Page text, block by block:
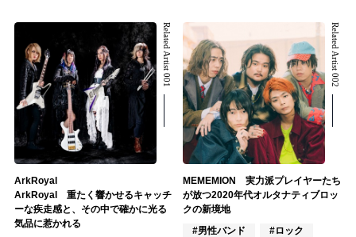
Related Artist 001
ArkRoyal
ArkRoyal 重たく響かせるキャッチ
ーな疾走感と、その中で確かに光る
気品に惹かれる
Related Artist 002
MEMEMION 実力派プレイヤーたち
が放つ2020年代オルタナティブロッ
クの新境地
#男性バンド
#ロック